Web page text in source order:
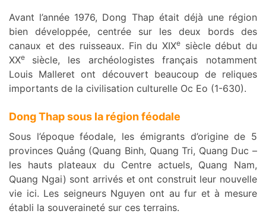
Avant l’année 1976, Dong Thap était déjà une région
bien développée, centrée sur les deux bords des
canaux et des ruisseaux. Fin du XIXe siècle début du
XXe siècle, les archéologistes français notamment
Louis Malleret ont découvert beaucoup de reliques
importants de la civilisation culturelle Oc Eo (1-630).
Dong Thap sous la région féodale
Sous l’époque féodale, les émigrants d’origine de 5
provinces Quảng (Quang Binh, Quang Tri, Quang Duc –
les hauts plateaux du Centre actuels, Quang Nam,
Quang Ngai) sont arrivés et ont construit leur nouvelle
vie ici. Les seigneurs Nguyen ont au fur et à mesure
établi la souveraineté sur ces terrains.